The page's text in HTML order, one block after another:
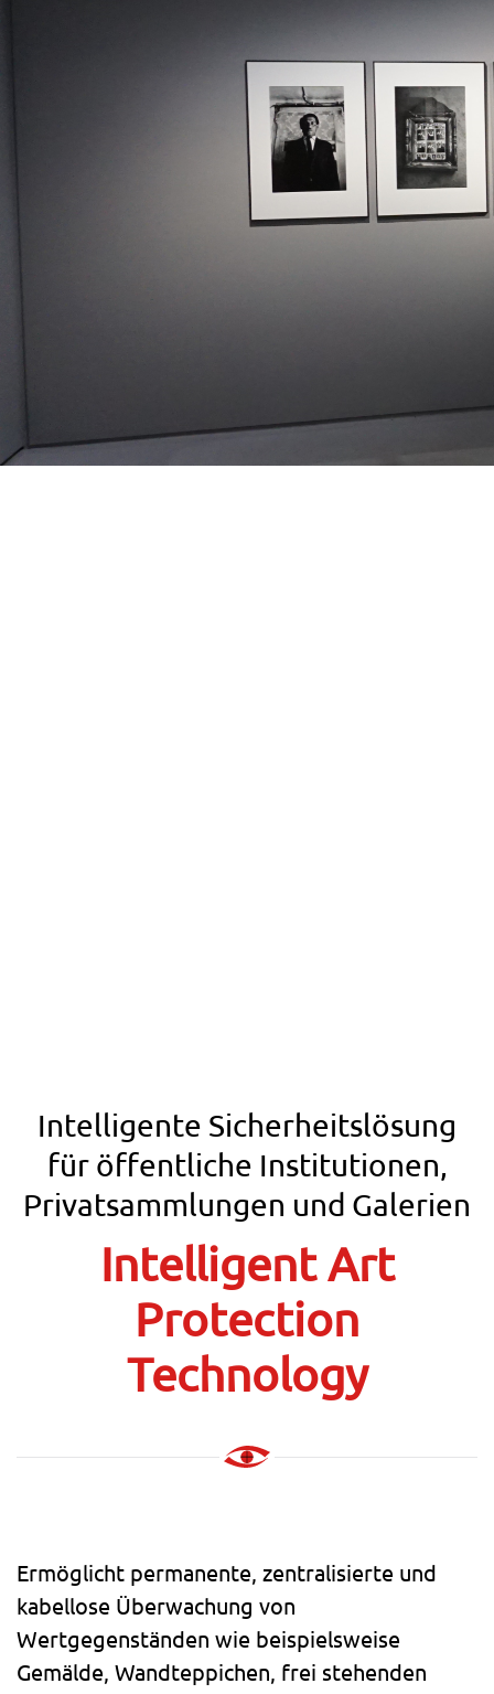
Intelligente Sicherheitslösung
für öffentliche Institutionen,
Privatsammlungen und Galerien
Intelligent Art
Protection
Technology
Ermöglicht permanente, zentralisierte und
kabellose Überwachung von
Wertgegenständen wie beispielsweise
Gemälde, Wandteppichen, frei stehenden